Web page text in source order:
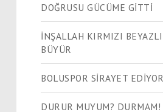
DOĞRUSU GÜCÜME GİTTİ
İNŞALLAH KIRMIZI BEYAZLI
BÜYÜR
BOLUSPOR SİRAYET EDİYOR
DURUR MUYUM? DURMAM!